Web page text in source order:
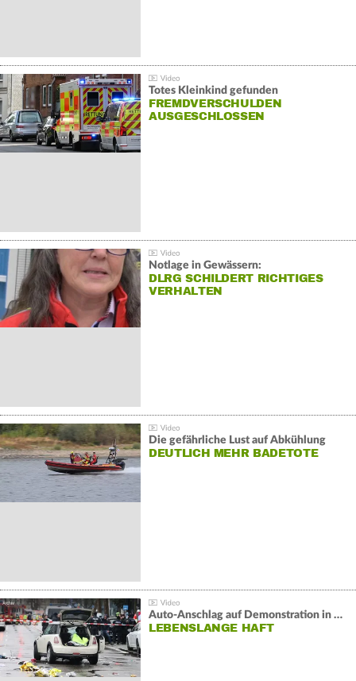
Totes Kleinkind gefunden
FREMDVERSCHULDEN
AUSGESCHLOSSEN
Notlage in Gewässern:
DLRG SCHILDERT RICHTIGES
VERHALTEN
Die gefährliche Lust auf Abkühlung
DEUTLICH MEHR BADETOTE
Auto-Anschlag auf Demonstration in München:
LEBENSLANGE HAFT